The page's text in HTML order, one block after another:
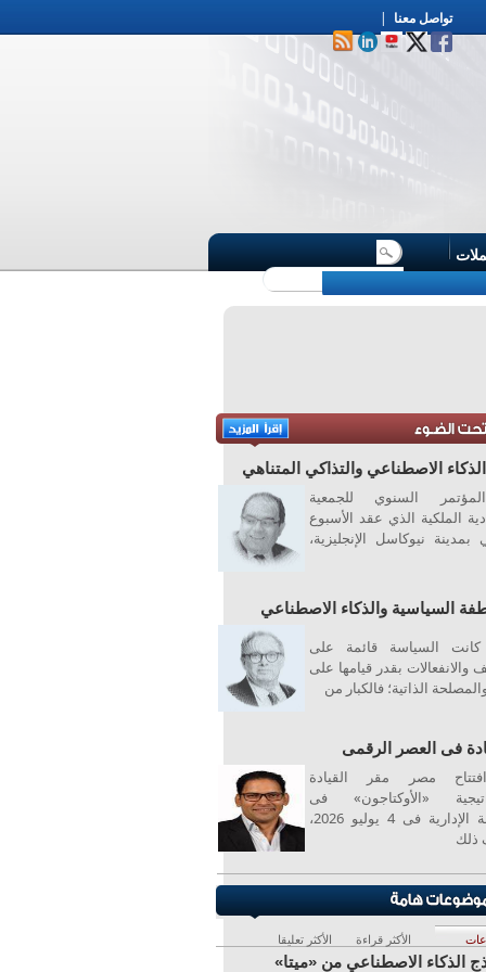
تواصل معنا |
الاصطناعي والتذاكي المتناهي
السنوي للجمعية
الملكية الذي عقد الأسبوع
بمدينة نيوكاسل الإنجليزية،
السياسية والذكاء الاصطناعي
كانت السياسة قائمة على
والانفعالات بقدر قيامها على
الذاتية؛ فالكبار من
فى العصر الرقمى
مصر مقر القيادة
«الأوكتاجون» فى
العاصمة الإدارية فى 4 يوليو 2026،
ذلك
الأكثر قراءة الأكثر تعليقا
الذكاء الاصطناعي من «ميتا»